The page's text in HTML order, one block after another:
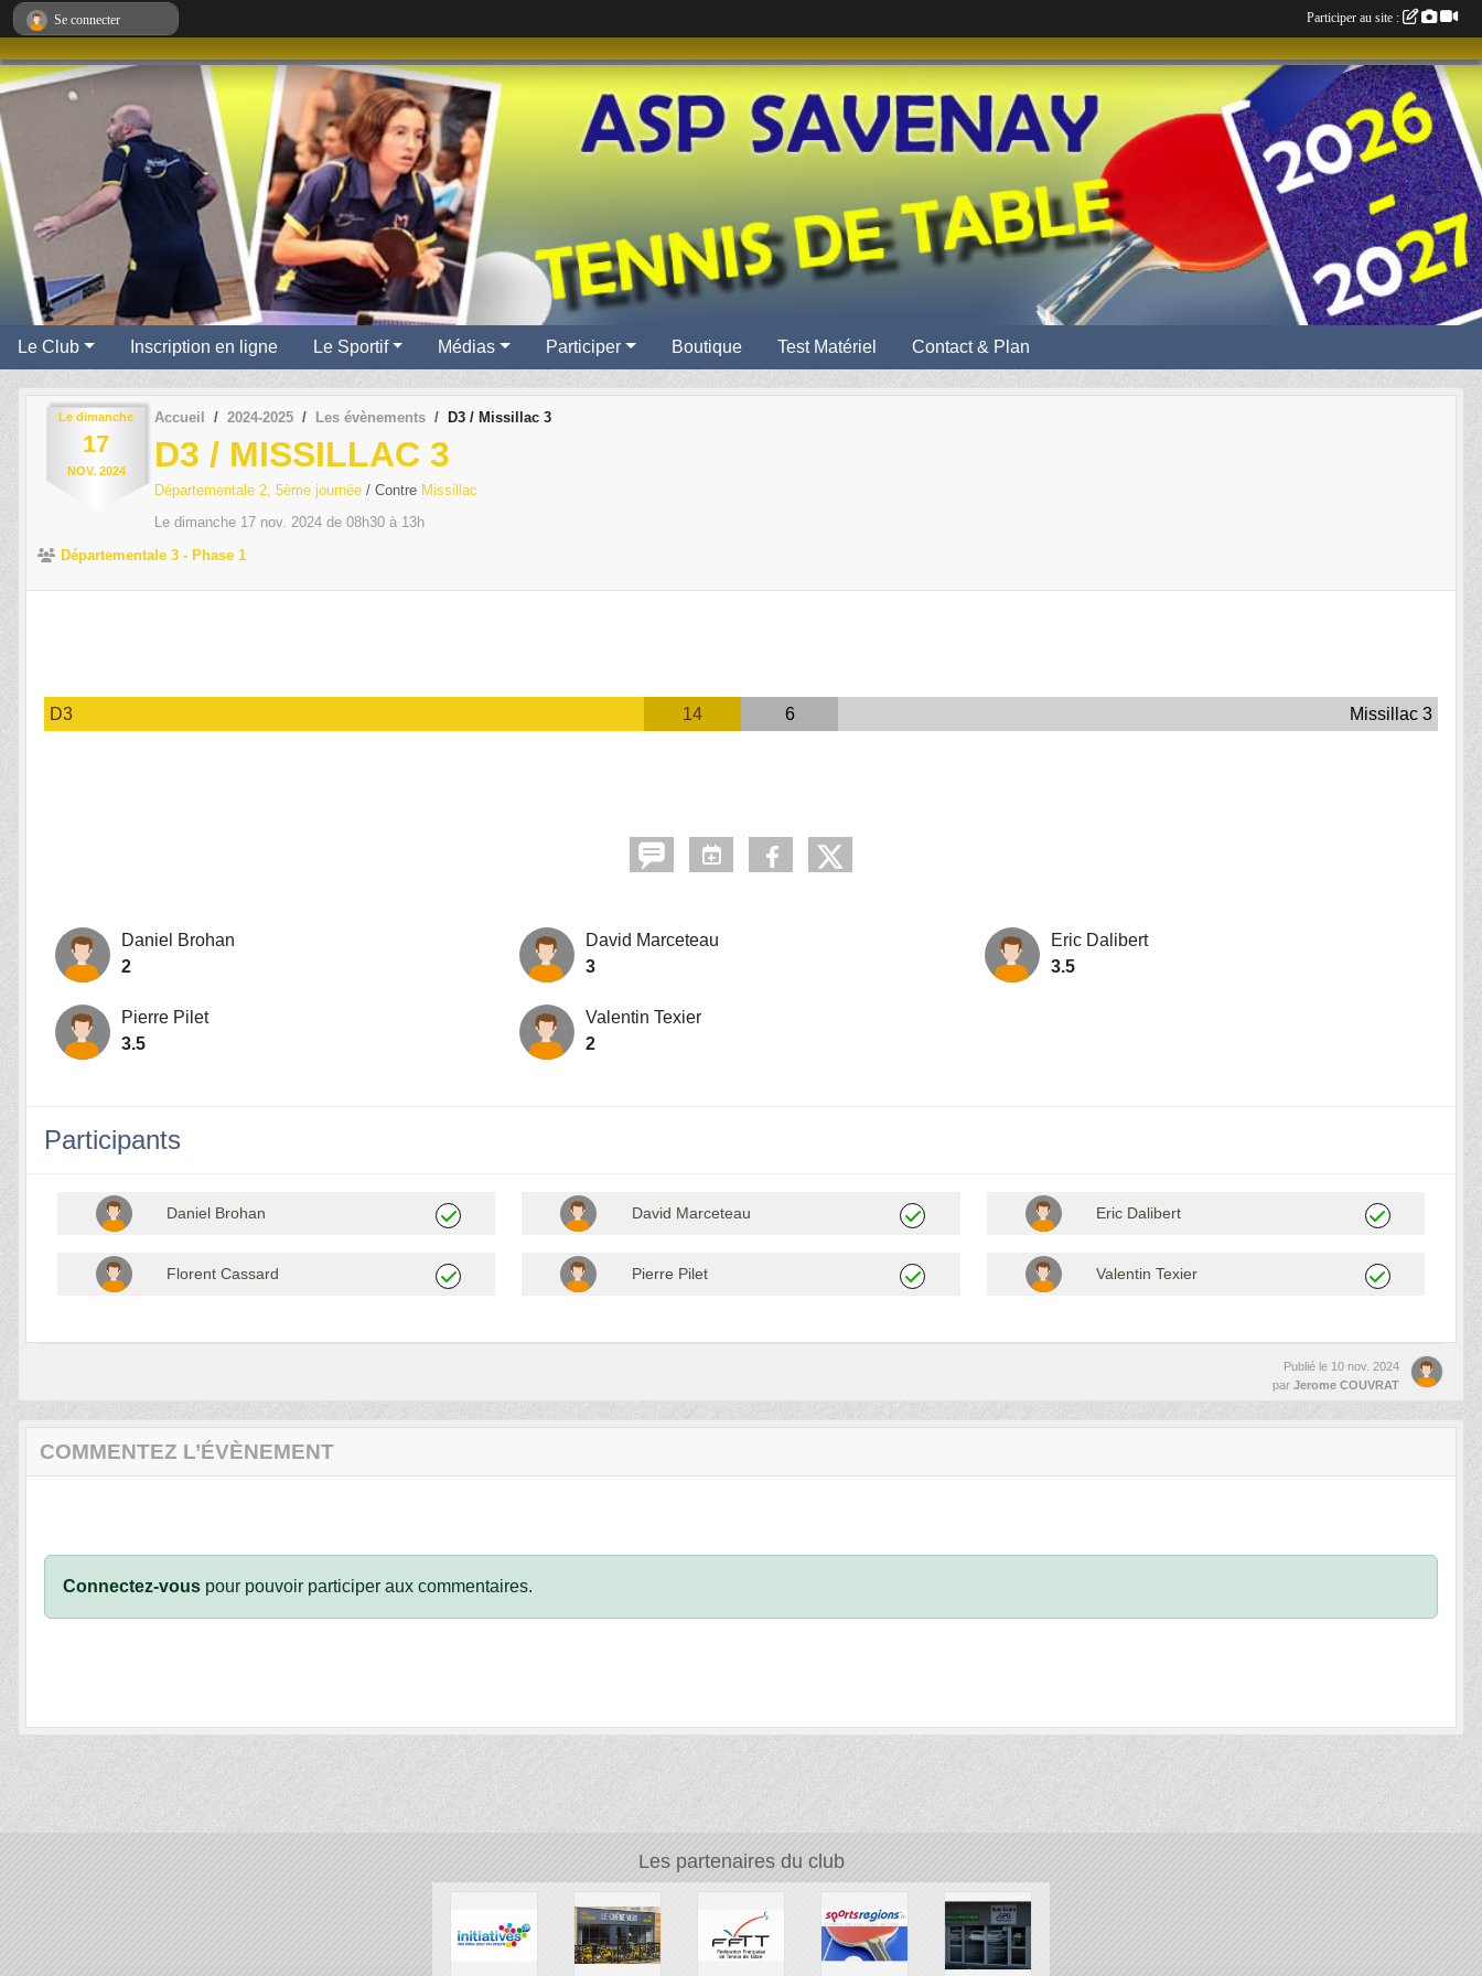
Le Club Inscription en ligne Le Sportif Médias Participer Boutique Test Matériel Contact & Plan
Le dimanche
17
NOV. 2024
Accueil 2024-2025 Les évènements D3 / Missillac 3
D3 / MISSILLAC 3
Départementale 2, 5ème journée / Contre Missillac
Le dimanche 17 nov. 2024 de 08h30 à 13h
Départementale 3 - Phase 1
D3 14 6 Missillac 3
Daniel Brohan
2
David Marceteau
3
Eric Dalibert
3.5
Pierre Pilet
3.5
Valentin Texier
2
Participants
Daniel Brohan David Marceteau Eric Dalibert
Florent Cassard Pierre Pilet Valentin Texier
Publié le 10 nov. 2024
par Jerome COUVRAT
COMMENTEZ L’ÉVÈNEMENT
Connectez-vous pour pouvoir participer aux commentaires.
Les partenaires du club
Se connecter Participer au site :
Panneau de gestion des cookies